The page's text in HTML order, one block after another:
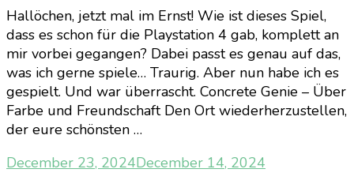
Hallöchen, jetzt mal im Ernst! Wie ist dieses Spiel,
dass es schon für die Playstation 4 gab, komplett an
mir vorbei gegangen? Dabei passt es genau auf das,
was ich gerne spiele… Traurig. Aber nun habe ich es
gespielt. Und war überrascht. Concrete Genie – Über
Farbe und Freundschaft Den Ort wiederherzustellen,
der eure schönsten …
December 23, 2024December 14, 2024